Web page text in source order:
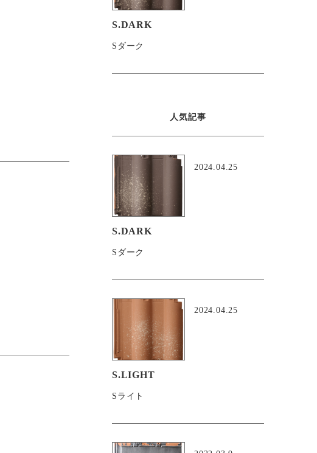
S.DARK
Sダーク
人気記事
2024.04.25
S.DARK
Sダーク
2024.04.25
S.LIGHT
Sライト